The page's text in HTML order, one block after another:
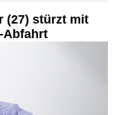
(27) stürzt mit
Abfahrt